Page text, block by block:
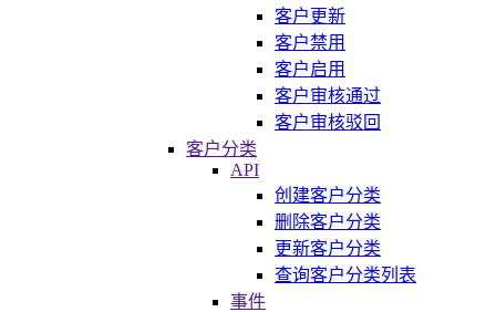
客户更新
客户禁用
客户启用
客户审核通过
客户审核驳回
客户分类
API
创建客户分类
删除客户分类
更新客户分类
查询客户分类列表
事件